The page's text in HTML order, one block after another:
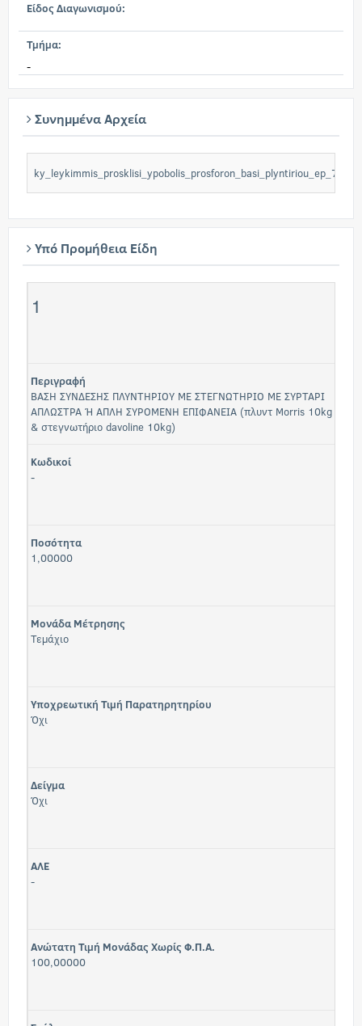
Είδος Διαγωνισμού:
Τμήμα:
-
Συνημμένα Αρχεία
Υπό Προμήθεια Είδη
1
Περιγραφή
ΒΑΣΗ ΣΥΝΔΕΣΗΣ ΠΛΥΝΤΗΡΙΟΥ ΜΕ ΣΤΕΓΝΩΤΗΡΙΟ ΜΕ ΣΥΡΤΑΡΙ
ΑΠΛΩΣΤΡΑ Ή ΑΠΛΗ ΣΥΡΟΜΕΝΗ ΕΠΙΦΑΝΕΙΑ (πλυντ Morris 10kg
& στεγνωτήριο davoline 10kg)
Κωδικοί
-
Ποσότητα
1,00000
Μονάδα Μέτρησης
Τεμάχιο
Υποχρεωτική Τιμή Παρατηρητηρίου
Όχι
Δείγμα
Όχι
ΑΛΕ
-
Ανώτατη Τιμή Μονάδας Χωρίς Φ.Π.Α.
100,00000